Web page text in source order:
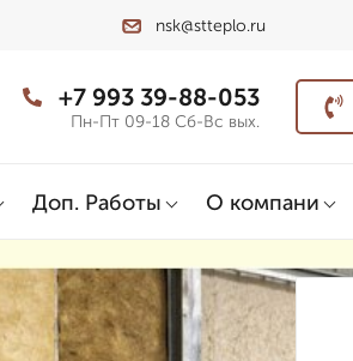
nsk@stteplo.ru
+7 993 39-88-053
Пн-Пт 09-18 Сб-Вс вых.
Доп. Работы О компани